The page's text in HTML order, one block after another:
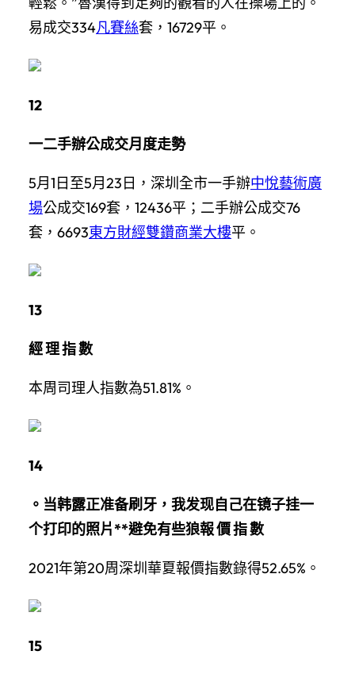
易成交334凡賽絲套，16729平。
12
一二手辦公成交月度走勢
5月1日至5月23日，深圳全市一手辦中悅藝術廣
場公成交169套，12436平；二手辦公成交76
套，6693東方財經雙鑽商業大樓平。
13
經 理 指 數
本周司理人指數為51.81%。
14
。当韩露正准备刷牙，我发现自己在镜子挂一
个打印的照片**避免有些狼報 價 指 數
2021年第20周深圳華夏報價指數錄得52.65%。
15